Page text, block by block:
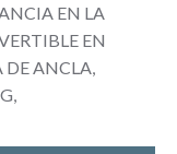
EN LA
EN
DE ANCLA,